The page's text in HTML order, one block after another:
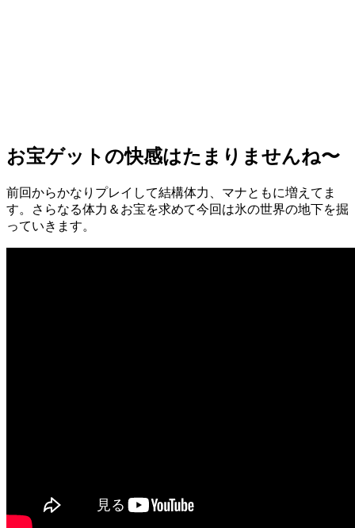
お宝ゲットの快感はたまりませんね〜
前回からかなりプレイして結構体力、マナともに増えてま
す。さらなる体力＆お宝を求めて今回は氷の世界の地下を掘
っていきます。